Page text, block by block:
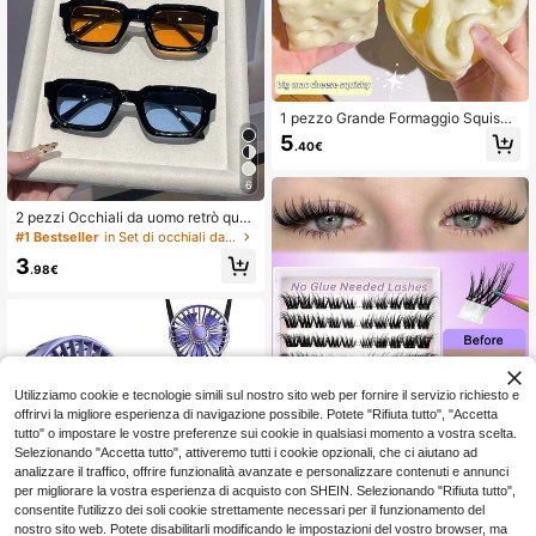
6
2 pezzi Occhiali da uomo retrò qua
drati, montatura piccola, per strada,
gia, vacanza, regalo, festa, Natale,
#1 Bestseller in Set di occhiali da uomo
3.98€
1 pezzo Grande Formaggio Squish
y, Giocattolo da Strizzare a Forma d
i Formaggio, Giocattolo da Strizzare
Rimbalzante, Giocattolo da Strizzar
e a Forma di Formaggio Modellabil
e, Giocattolo da Strizzare per Allevi
are lo Stress per Adolescenti & Adul
ti, Regalo di Compleanno/Festa, De
corazione per la Casa/Ornamenti d
a Scrivania, Giocattolo, Migliorame
nto dell'Umore
5.40€
Utilizziamo cookie e tecnologie simili sul nostro sito web per fornire il servizio richiesto e
offrirvi la migliore esperienza di navigazione possibile. Potete "Rifiuta tutto", "Accetta
tutto" o impostare le vostre preferenze sui cookie in qualsiasi momento a vostra scelta.
Selezionando "Accetta tutto", attiveremo tutti i cookie opzionali, che ci aiutano ad
analizzare il traffico, offrire funzionalità avanzate e personalizzare contenuti e annunci
per migliorare la vostra esperienza di acquisto con SHEIN. Selezionando "Rifiuta tutto",
consentite l'utilizzo dei soli cookie strettamente necessari per il funzionamento del
nostro sito web. Potete disabilitarli modificando le impostazioni del vostro browser, ma